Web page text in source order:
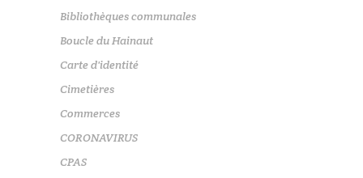
Bibliothèques communales
Boucle du Hainaut
Carte d'identité
Cimetières
Commerces
CORONAVIRUS
CPAS